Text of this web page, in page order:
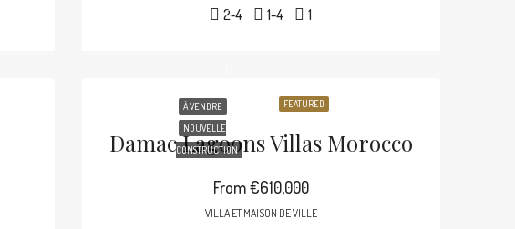
2-4 1-4 1
FEATURED
À VENDRE
NOUVELLE
CONSTRUCTION
Damac Lagoons Villas Morocco
From€610,000
VILLA ET MAISON DE VILLE